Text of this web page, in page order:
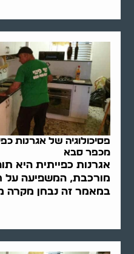
פסיכולוגיה של אגרנות
מכפר סבא
אגרנות כפייתית היא
מורכבת, המשפיעה על
במאמר זה נבחן מקרה